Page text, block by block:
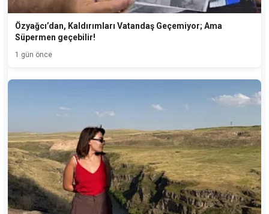
Özyağcı’dan, Kaldırımları Vatandaş Geçemiyor; Ama
Süpermen geçebilir!
1 gün önce